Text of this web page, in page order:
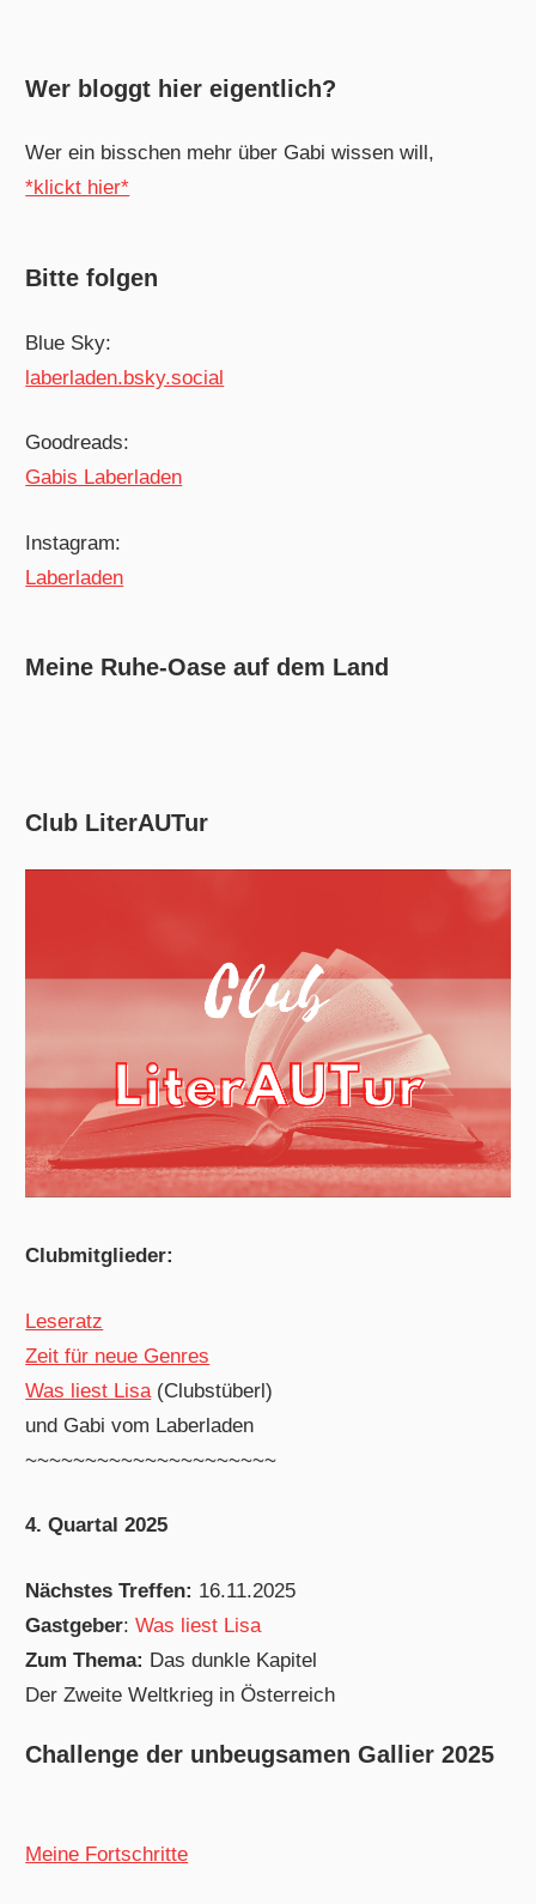
Wer bloggt hier eigentlich?
Wer ein bisschen mehr über Gabi wissen will,
*klickt hier*
Bitte folgen
Blue Sky:
laberladen.bsky.social
Goodreads:
Gabis Laberladen
Instagram:
Laberladen
Meine Ruhe-Oase auf dem Land
Club LiterAUTur
Clubmitglieder:
Leseratz
Zeit für neue Genres
Was liest Lisa(Clubstüberl)
und Gabi vom Laberladen
~~~~~~~~~~~~~~~~~~~~~
4. Quartal 2025
Nächstes Treffen: 16.11.2025
Gastgeber:Was liest Lisa
Zum Thema: Das dunkle Kapitel
Der Zweite Weltkrieg in Österreich
Challenge der unbeugsamen Gallier 2025
Meine Fortschritte